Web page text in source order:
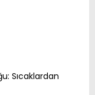
Sıcaklardan